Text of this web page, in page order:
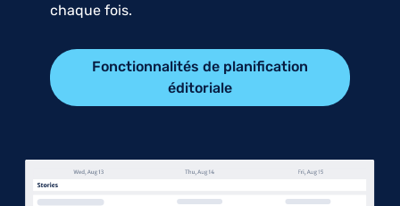
chaque fois.
Fonctionnalités de planification
éditoriale